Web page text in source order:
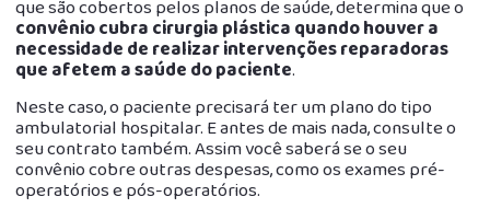
que são cobertos pelos planos de saúde, determina que o
convênio cubra cirurgia plástica quando houver a
necessidade de realizar intervenções reparadoras
que afetem a saúde do paciente.
Neste caso, o paciente precisará ter um plano do tipo
ambulatorial hospitalar. E antes de mais nada, consulte o
seu contrato também. Assim você saberá se o seu
convênio cobre outras despesas, como os exames pré-
operatórios e pós-operatórios.